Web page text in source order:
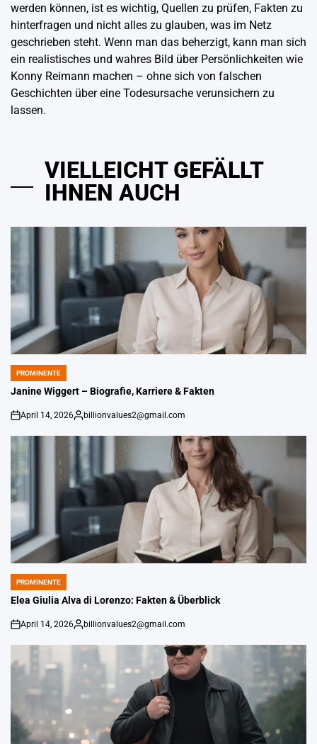
werden können, ist es wichtig, Quellen zu prüfen, Fakten zu
hinterfragen und nicht alles zu glauben, was im Netz
geschrieben steht. Wenn man das beherzigt, kann man sich
ein realistisches und wahres Bild über Persönlichkeiten wie
Konny Reimann machen – ohne sich von falschen
Geschichten über eine Todesursache verunsichern zu
lassen.
VIELLEICHT GEFÄLLT
IHNEN AUCH
POSTED
IN
PROMINENTE
Janine Wiggert – Biografie, Karriere & Fakten
An
April 14, 2026
Gepostet
billionvalues2@gmail.com
POSTED
IN
PROMINENTE
Elea Giulia Alva di Lorenzo: Fakten & Überblick
An
April 14, 2026
Gepostet
billionvalues2@gmail.com